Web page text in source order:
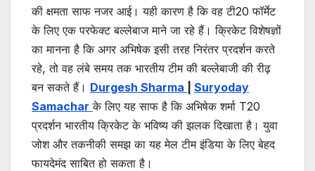
की क्षमता साफ नजर आई। यही कारण है कि वह टी20 फॉर्मेट
के लिए एक परफेक्ट बल्लेबाज माने जा रहे हैं। क्रिकेट विशेषज्ञों
का मानना है कि अगर अभिषेक इसी तरह निरंतर प्रदर्शन करते
रहे, तो वह लंबे समय तक भारतीय टीम की बल्लेबाजी की रीढ़
बन सकते हैं। Durgesh Sharma
Suryoday
Samachar के लिए यह साफ है कि अभिषेक शर्मा T20
प्रदर्शन भारतीय क्रिकेट के भविष्य की झलक दिखाता है। युवा
जोश और तकनीकी समझ का यह मेल टीम इंडिया के लिए बेहद
फायदेमंद साबित हो सकता है।